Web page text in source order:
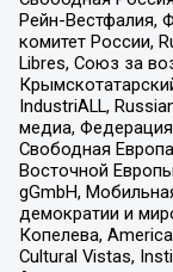
Рейн-Вестфалия,
комитет России,
Libres, Союз за
IndustriALL,
медиа, Федерация
Свободная
Восточной
gGmbH,
демократии и
Копелева,
Cultural Vistas,